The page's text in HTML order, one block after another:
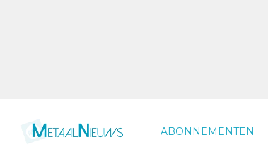
ABONNEMENTEN